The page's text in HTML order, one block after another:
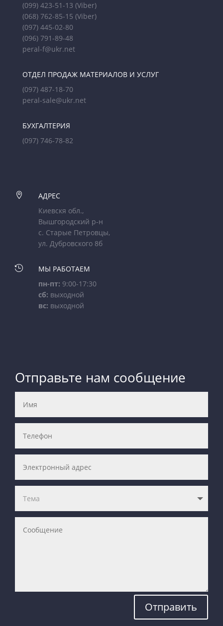
(099) 423-51-13 (Viber)
(068) 762-85-15 (Viber)
(097) 445-02-80
(096) 791-89-48
peral-f@ukr.net
ОТДЕЛ ПРОДАЖ МАТЕРИАЛОВ И УСЛУГ
(097) 487-18-70
peral-sale@ukr.net
БУХГАЛТЕРИЯ
(097) 746-78-82

АДРЕС
Киевскя обл.,
Вышгородский р-н
с. Старые Петровцы,
ул. Дубровского 8б

МЫ РАБОТАЕМ
пн-пт: 9:00-17:30
сб: выходной
вс: выходной
Отправьте нам сообщение
Отправить